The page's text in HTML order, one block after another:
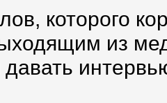
которого
из
давать